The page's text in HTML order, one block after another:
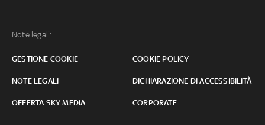
Note legali:
GESTIONE COOKIE COOKIE POLICY
NOTE LEGALI DICHIARAZIONE DI ACCESSIBILITÀ
OFFERTA SKY MEDIA CORPORATE